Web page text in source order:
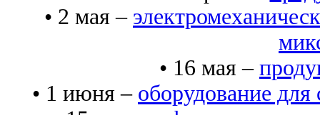
• 2 мая –
• 16 мая –
• 1 июня – оборудование для